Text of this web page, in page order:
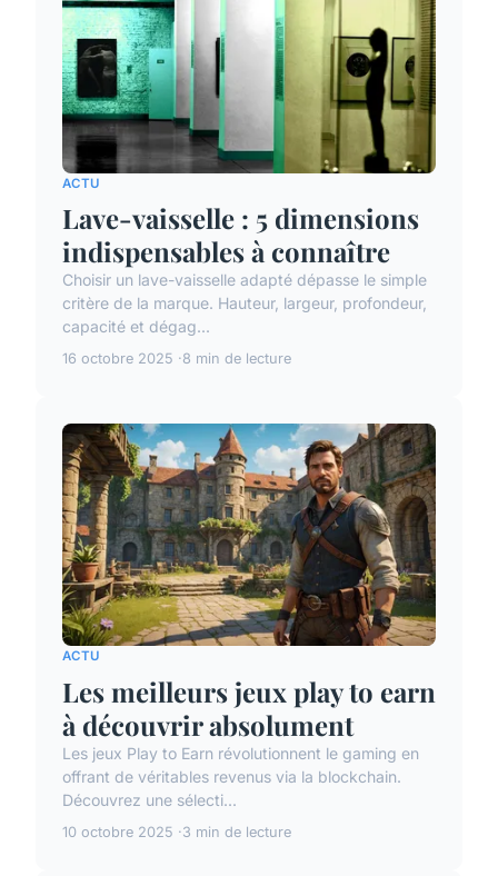
ACTU
Lave-vaisselle : 5 dimensions
indispensables à connaître
Choisir un lave-vaisselle adapté dépasse le simple
critère de la marque. Hauteur, largeur, profondeur,
capacité et dégag...
16 octobre 2025 8 min de lecture
ACTU
Les meilleurs jeux play to earn
à découvrir absolument
Les jeux Play to Earn révolutionnent le gaming en
offrant de véritables revenus via la blockchain.
Découvrez une sélecti...
10 octobre 2025 3 min de lecture